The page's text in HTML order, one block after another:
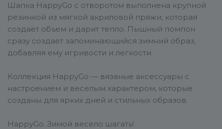
Шапка HappyGo с отворотом выполнена крупной
резинкой из мягкой акриловой пряжи, которая
создает объем и дарит тепло. Пышный помпон
сразу создает запоминающийся зимний образ,
добавляя ему игривости и легкости.
Коллекция HappyGo — вязаные аксессуары с
настроением и веселым характером, которые
созданы для ярких дней и стильных образов.
HappyGo. Зимой весело шагать!